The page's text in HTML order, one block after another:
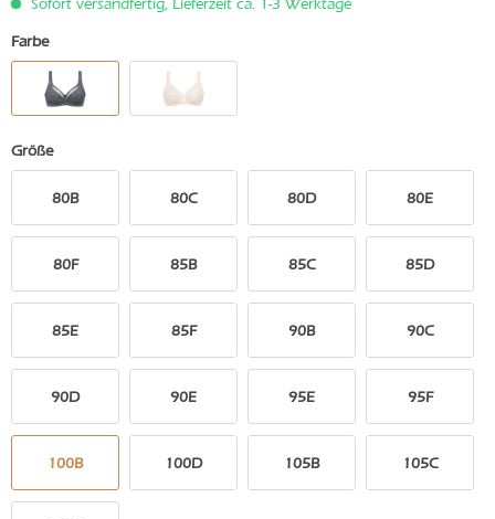
Sofort versandfertig, Lieferzeit ca. 1-3 Werktage
Farbe
Größe
80B 80C 80D 80E
80F 85B 85C 85D
85E 85F 90B 90C
90D 90E 95E 95F
100B 100D 105B 105C